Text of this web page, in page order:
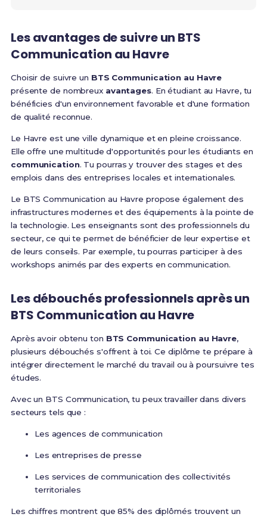
Les avantages de suivre un BTS
Communication au Havre
Choisir de suivre un BTS Communication au Havre
présente de nombreux avantages. En étudiant au Havre, tu
bénéficies d'un environnement favorable et d'une formation
de qualité reconnue.
Le Havre est une ville dynamique et en pleine croissance.
Elle offre une multitude d'opportunités pour les étudiants en
communication. Tu pourras y trouver des stages et des
emplois dans des entreprises locales et internationales.
Le BTS Communication au Havre propose également des
infrastructures modernes et des équipements à la pointe de
la technologie. Les enseignants sont des professionnels du
secteur, ce qui te permet de bénéficier de leur expertise et
de leurs conseils. Par exemple, tu pourras participer à des
workshops animés par des experts en communication.
Les débouchés professionnels après un
BTS Communication au Havre
Après avoir obtenu ton BTS Communication au Havre,
plusieurs débouchés s'offrent à toi. Ce diplôme te prépare à
intégrer directement le marché du travail ou à poursuivre tes
études.
Avec un BTS Communication, tu peux travailler dans divers
secteurs tels que :
Les agences de communication
Les entreprises de presse
Les services de communication des collectivités
territoriales
Les chiffres montrent que 85% des diplômés trouvent un